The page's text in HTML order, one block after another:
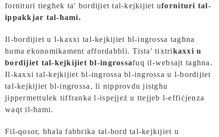
fornituri tiegħek ta' bordijiet tal-kejkijiet ufornituri tal-
ippakkjar tal-ħami.
Il-bordijiet u l-kaxxi tal-kejkijiet bl-ingrossa tagħna
huma ekonomikament affordabbli. Tista' tixtrikaxxi u
bordijiet tal-kejkijiet bl-ingrossafuq il-websajt tagħna.
Il-kaxxi tal-kejkijiet bl-ingrossa bl-ingrossa u l-bordijiet
tal-kejkijiet bl-ingrossa, li nipprovdu jistgħu
jippermettulek tiffranka l-ispejjeż u ttejjeb l-effiċjenza
waqt il-ħami.
Fil-qosor, bħala fabbrika tal-bord tal-kejkijiet u